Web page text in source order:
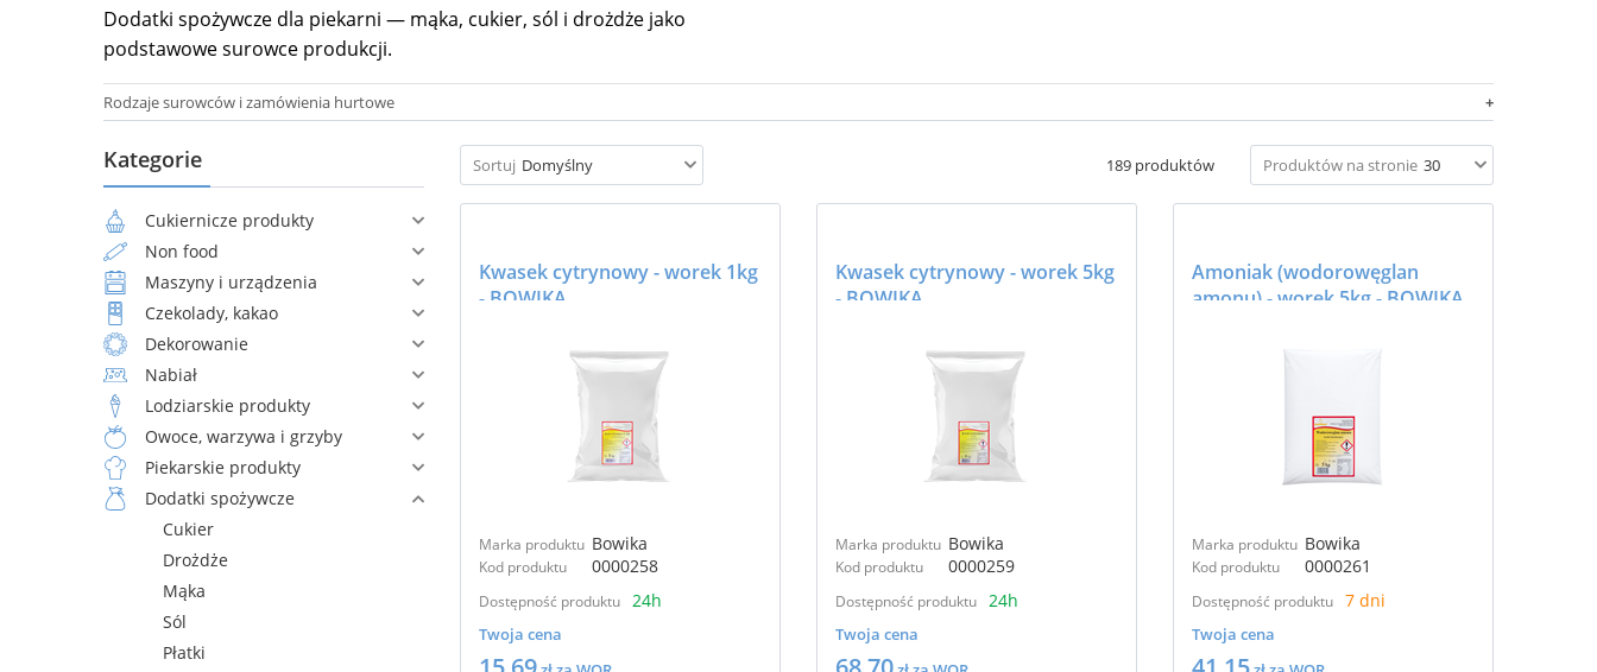
Dodatki spożywcze dla piekarni — mąka, cukier, sól i drożdże jako
podstawowe surowce produkcji.
Rodzaje surowców i zamówienia hurtowe
Kategorie
Cukiernicze produkty
Non food
Maszyny i urządzenia
Czekolady, kakao
Dekorowanie
Nabiał
Lodziarskie produkty
Owoce, warzywa i grzyby
Piekarskie produkty
Dodatki spożywcze
Cukier
Drożdże
Mąka
Sól
Płatki
Sortuj Domyślny 189 produktów Produktów na stronie 30
Kwasek cytrynowy - worek 1kg
- BOWIKA
Marka produktu Bowika
Kod produktu 0000258
Dostępność produktu 24h
Twoja cena
Kwasek cytrynowy - worek 5kg
- BOWIKA
Marka produktu Bowika
Kod produktu 0000259
Dostępność produktu 24h
Twoja cena
Amoniak (wodorowęglan
amonu) - worek 5kg - BOWIKA
Marka produktu Bowika
Kod produktu 0000261
Dostępność produktu 7 dni
Twoja cena